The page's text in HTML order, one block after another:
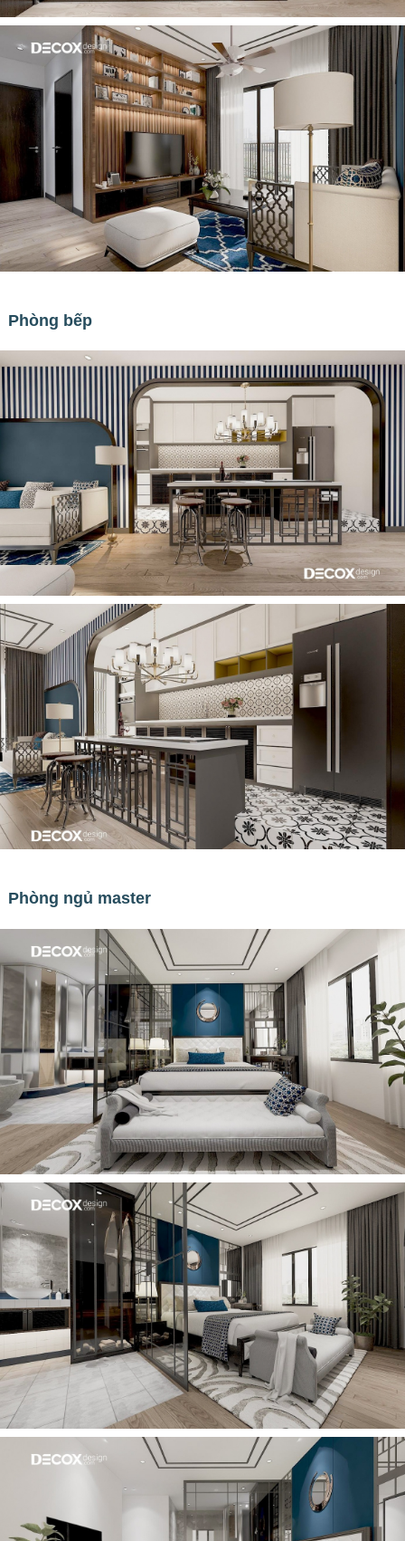
Phòng bếp
Phòng ngủ master